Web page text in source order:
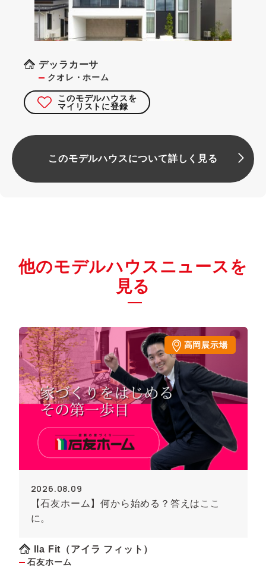
デッラカーサ
クオレ・ホーム
このモデルハウスを
マイリストに登録
このモデルハウスについて詳しく見る
他のモデルハウスニュースを
見る
高岡展示場
2026.08.09
【石友ホーム】何から始める？答えはここ
に。
Ila Fit（アイラ フィット）
石友ホーム